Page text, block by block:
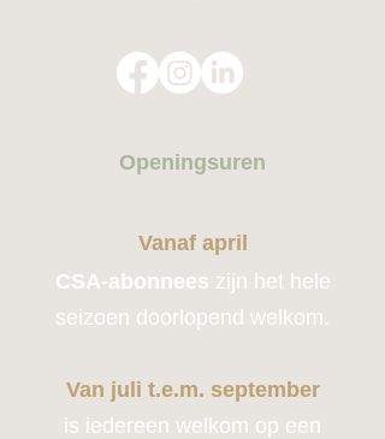
Openingsuren
Vanaf april
CSA-abonnees zijn het hele
seizoen doorlopend welkom.
Van juli t.e.m. september
is iedereen welkom op een